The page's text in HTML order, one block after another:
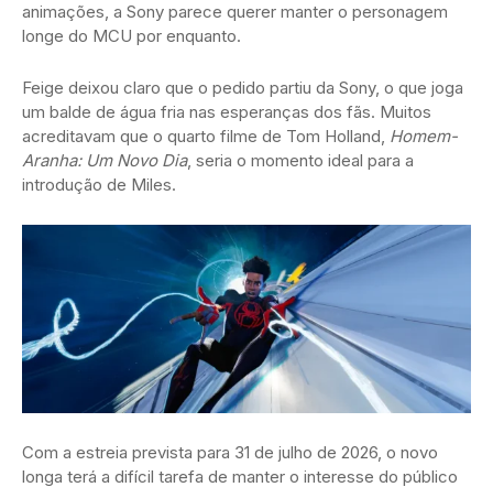
animações, a Sony parece querer manter o personagem
longe do MCU por enquanto.
Feige deixou claro que o pedido partiu da Sony, o que joga
um balde de água fria nas esperanças dos fãs. Muitos
acreditavam que o quarto filme de Tom Holland, Homem-
Aranha: Um Novo Dia, seria o momento ideal para a
introdução de Miles.
Com a estreia prevista para 31 de julho de 2026, o novo
longa terá a difícil tarefa de manter o interesse do público